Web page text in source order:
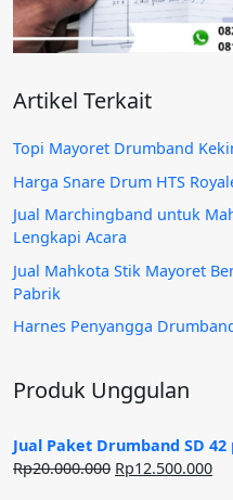
Artikel Terkait
Topi Mayoret Drumband
Harga Snare Drum HTS
Jual Marchingband untuk
Lengkapi Acara
Jual Mahkota Stik Mayoret
Pabrik
Harnes Penyangga
Produk Unggulan
Jual Paket Drumband SD
Rp20.000.000 Harga
Rp12.500.000